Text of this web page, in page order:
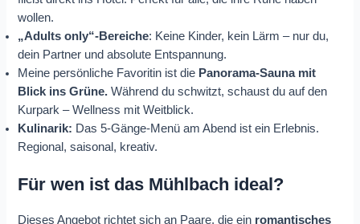
wollen.
„Adults only“-Bereiche: Keine Kinder, kein Lärm – nur du,
dein Partner und absolute Entspannung.
Meine persönliche Favoritin ist die Panorama-Sauna mit
Blick ins Grüne. Während du schwitzt, schaust du auf den
Kurpark – Wellness mit Weitblick.
Kulinarik: Das 5-Gänge-Menü am Abend ist ein Erlebnis.
Regional, saisonal, kreativ.
Für wen ist das Mühlbach ideal?
Dieses Angebot richtet sich an Paare, die ein romantisches